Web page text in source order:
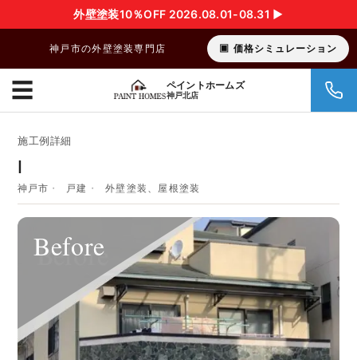
外壁塗装10％OFF 2026.08.01-08.31 ▶︎
神戸市の外壁塗装専門店 価格シミュレーション
ペイントホームズ
神戸北店
☰
施工例詳細
I
神戸市 戸建 外壁塗装、屋根塗装
Before